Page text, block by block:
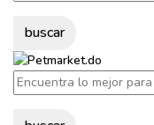
buscar